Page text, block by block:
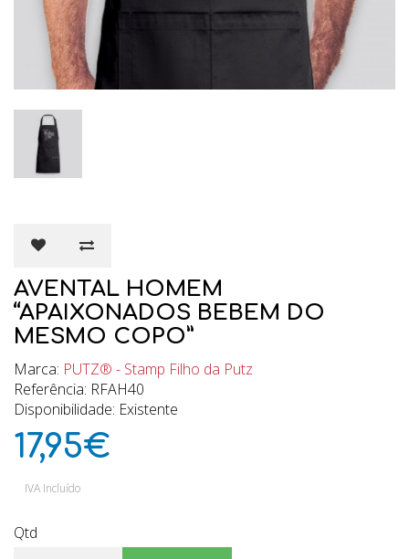
AVENTAL HOMEM
“APAIXONADOS BEBEM DO
MESMO COPO”
Marca: PUTZ® - Stamp Filho da Putz
Referência: RFAH40
Disponibilidade: Existente
17,95€
IVA Incluído
Qtd